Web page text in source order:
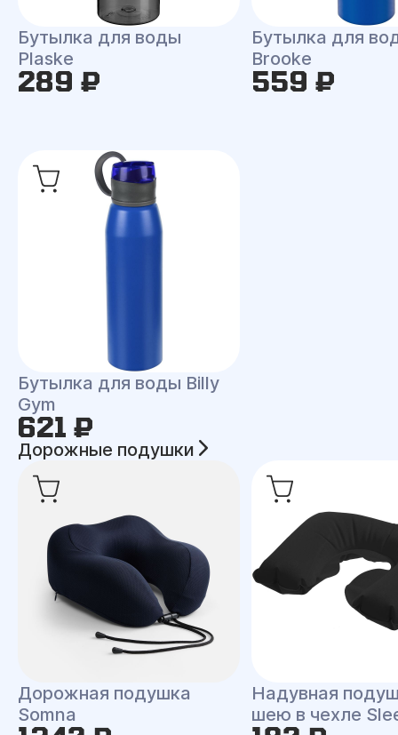
Бутылка для воды
Plaske
289 ₽
Бутылка для
Brooke
559 ₽
Бутылка для воды Billy
Gym
621 ₽
Дорожные подушки
Дорожная подушка
Somna
Надувная
шею в чехле